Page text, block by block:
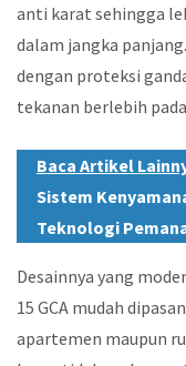
anti karat sehingga
dalam jangka
dengan proteksi
tekanan berlebih
Baca Artikel
Sistem
Teknologi
Desainnya yang
15 GCA mudah
apartemen maupun